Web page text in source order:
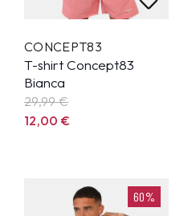
CONCEPT83
T-shirt Concept83
Bianca
29,99€
12,00€
60%